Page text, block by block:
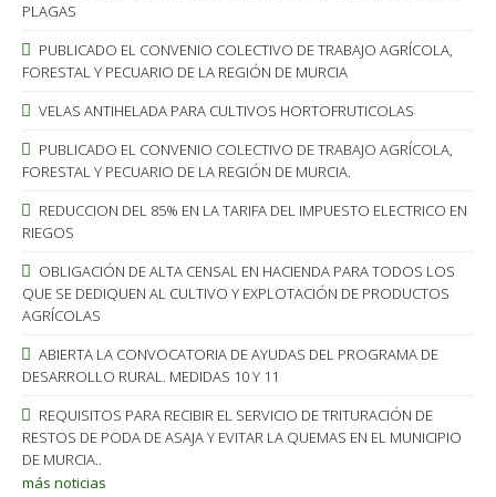
PLAGAS
PUBLICADO EL CONVENIO COLECTIVO DE TRABAJO AGRÍCOLA,
FORESTAL Y PECUARIO DE LA REGIÓN DE MURCIA
VELAS ANTIHELADA PARA CULTIVOS HORTOFRUTICOLAS
PUBLICADO EL CONVENIO COLECTIVO DE TRABAJO AGRÍCOLA,
FORESTAL Y PECUARIO DE LA REGIÓN DE MURCIA.
REDUCCION DEL 85% EN LA TARIFA DEL IMPUESTO ELECTRICO EN
RIEGOS
OBLIGACIÓN DE ALTA CENSAL EN HACIENDA PARA TODOS LOS
QUE SE DEDIQUEN AL CULTIVO Y EXPLOTACIÓN DE PRODUCTOS
AGRÍCOLAS
ABIERTA LA CONVOCATORIA DE AYUDAS DEL PROGRAMA DE
DESARROLLO RURAL. MEDIDAS 10 Y 11
REQUISITOS PARA RECIBIR EL SERVICIO DE TRITURACIÓN DE
RESTOS DE PODA DE ASAJA Y EVITAR LA QUEMAS EN EL MUNICIPIO
DE MURCIA..
más noticias